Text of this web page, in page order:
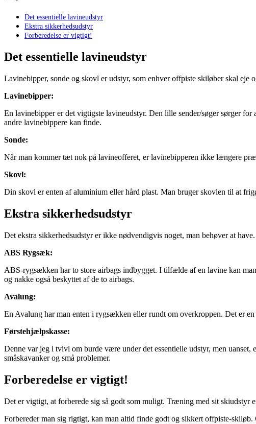
Det essentielle lavineudstyr
Ekstra sikkerhedsudstyr
Forberedelse er vigtigt!
Det essentielle lavineudstyr
Lavinebipper, sonde og skovl er udstyr, som enhver offpiste skiløber skal
Lavinebipper:
En lavinebipper er det vigtigste lavineudstyr. Den lille sender/søger sørger
andre lavinebippere kan finde.
Sonde:
Når man kommer tæt nok på lavineofferet, er lavinebipperen ikke længere
Skovl:
Din skovl er enten af aluminium eller hård plast. Man bruger skovlen til at
Ekstra sikkerhedsudstyr
Det ekstra sikkerhedsudstyr er ikke nødvendigvis noget, man behøver at
ABS Rygsæk:
ABS-rygsækken har to store airbags indbygget. I tilfælde af en lavine kan
og nakke også beskyttet af de to airbags.
Avalung:
En Avalung har man enten i rygsækken eller rundt om overkroppen. Det er
Førstehjælpskasse:
Denne var jeg i tvivl om burde være under det essentielle udstyr, men
småskavanker og små problemer.
Forberedelse er vigtigt!
Det er vigtigt, at forberede sig så godt som muligt. Træning med sit
Forbereder man sig rigtigt, kan man altid finde godt og sikkert offpiste-